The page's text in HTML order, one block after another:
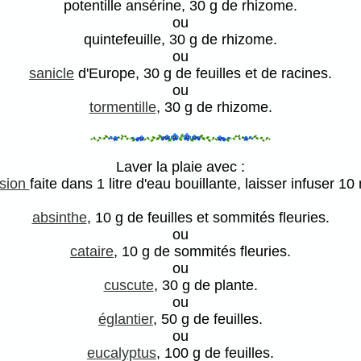
potentille ansérine, 30 g de rhizome.
ou
quintefeuille, 30 g de rhizome.
ou
sanicle d'Europe, 30 g de feuilles et de racines.
ou
tormentille, 30 g de rhizome.
Laver la plaie avec :
faite dans 1 litre d'eau bouillante, laisser infuser 10
absinthe, 10 g de feuilles et sommités fleuries.
ou
cataire, 10 g de sommités fleuries.
ou
cuscute, 30 g de plante.
ou
églantier, 50 g de feuilles.
ou
eucalyptus, 100 g de feuilles.